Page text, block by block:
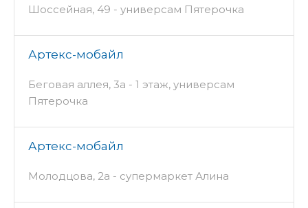
Шоссейная, 49 - универсам Пятерочка
Артекс-мобайл
Беговая аллея, 3а - 1 этаж, универсам
Пятерочка
Артекс-мобайл
Молодцова, 2а - супермаркет Алина